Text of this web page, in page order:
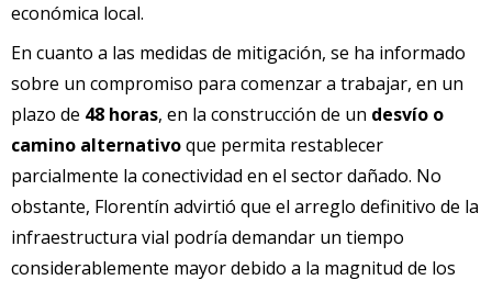
económica local.
En cuanto a las medidas de mitigación, se ha informado
sobre un compromiso para comenzar a trabajar, en un
plazo de 48 horas, en la construcción de un desvío o
camino alternativoque permita restablecer
parcialmente la conectividad en el sector dañado. No
obstante, Florentín advirtió que el arreglo definitivo de la
infraestructura vial podría demandar un tiempo
considerablemente mayor debido a la magnitud de los